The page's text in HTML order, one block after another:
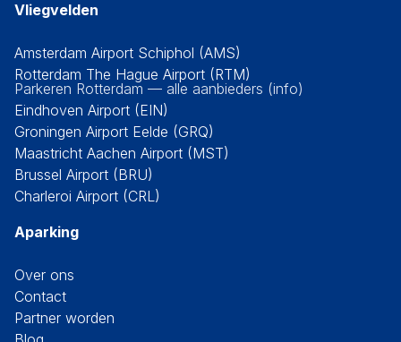
Vliegvelden
Amsterdam Airport Schiphol (AMS)
Rotterdam The Hague Airport (RTM)
Parkeren Rotterdam — alle aanbieders (info)
Eindhoven Airport (EIN)
Groningen Airport Eelde (GRQ)
Maastricht Aachen Airport (MST)
Brussel Airport (BRU)
Charleroi Airport (CRL)
Aparking
Over ons
Contact
Partner worden